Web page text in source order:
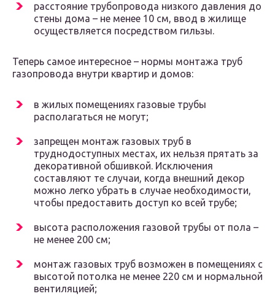
расстояние трубопровода низкого давления до
стены дома – не менее 10 см, ввод в жилище
осуществляется посредством гильзы.
Теперь самое интересное – нормы монтажа труб
газопровода внутри квартир и домов:
в жилых помещениях газовые трубы
располагаться не могут;
запрещен монтаж газовых труб в
труднодоступных местах, их нельзя прятать за
декоративной обшивкой. Исключения
составляют те случаи, когда внешний декор
можно легко убрать в случае необходимости,
чтобы предоставить доступ ко всей трубе;
высота расположения газовой трубы от пола –
не менее 200 см;
монтаж газовых труб возможен в помещениях с
высотой потолка не менее 220 см и нормальной
вентиляцией;